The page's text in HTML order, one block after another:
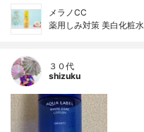
メラノCC
薬用しみ対策 美白化粧水
３０代
shizuku